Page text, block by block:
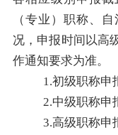
（专业）职称、
况，申报时间以高
作通知要求为准。
1.初级职称申
2.中级职称申
3.高级职称申